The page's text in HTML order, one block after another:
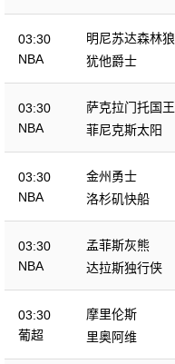
03:30
NBA
明尼苏达森林狼
犹他爵士
03:30
NBA
萨克拉门托国王
菲尼克斯太阳
03:30
NBA
金州勇士
洛杉矶快船
03:30
NBA
孟菲斯灰熊
达拉斯独行侠
03:30
葡超
摩里伦斯
里奥阿维